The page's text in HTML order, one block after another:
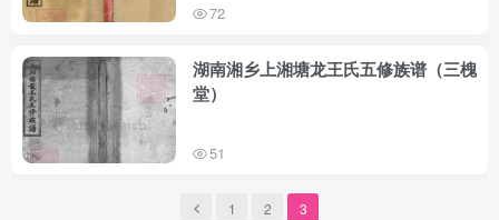
72
湖南湘乡上湘塘龙王氏五修族谱（三槐
堂）
51
1 2 3